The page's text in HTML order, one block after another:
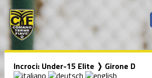
Incroci: Under-15 Elite ❭ Girone D